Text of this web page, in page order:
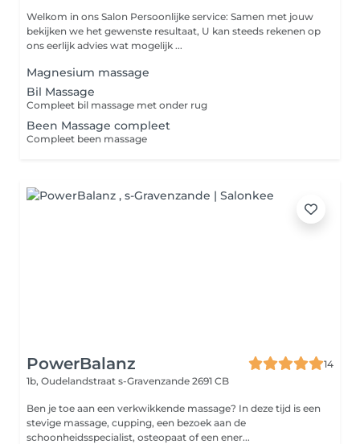
Welkom in ons Salon Persoonlijke service: Samen met jouw
bekijken we het gewenste resultaat, U kan steeds rekenen op
ons eerlijk advies wat mogelijk ...
Magnesium massage
Bil Massage
Compleet bil massage met onder rug
Been Massage compleet
Compleet been massage
PowerBalanz
14
1b, Oudelandstraat s-Gravenzande 2691 CB
Ben je toe aan een verkwikkende massage? In deze tijd is een
stevige massage, cupping, een bezoek aan de
schoonheidsspecialist, osteopaat of een ener...